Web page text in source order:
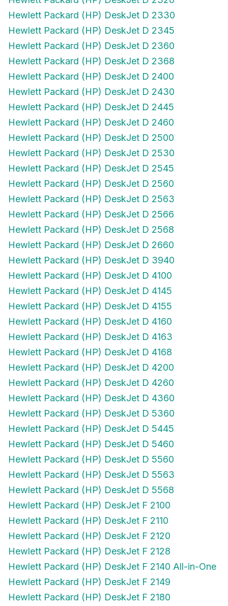
Hewlett Packard (HP) DeskJet D 2330
Hewlett Packard (HP) DeskJet D 2345
Hewlett Packard (HP) DeskJet D 2360
Hewlett Packard (HP) DeskJet D 2368
Hewlett Packard (HP) DeskJet D 2400
Hewlett Packard (HP) DeskJet D 2430
Hewlett Packard (HP) DeskJet D 2445
Hewlett Packard (HP) DeskJet D 2460
Hewlett Packard (HP) DeskJet D 2500
Hewlett Packard (HP) DeskJet D 2530
Hewlett Packard (HP) DeskJet D 2545
Hewlett Packard (HP) DeskJet D 2560
Hewlett Packard (HP) DeskJet D 2563
Hewlett Packard (HP) DeskJet D 2566
Hewlett Packard (HP) DeskJet D 2568
Hewlett Packard (HP) DeskJet D 2660
Hewlett Packard (HP) DeskJet D 3940
Hewlett Packard (HP) DeskJet D 4100
Hewlett Packard (HP) DeskJet D 4145
Hewlett Packard (HP) DeskJet D 4155
Hewlett Packard (HP) DeskJet D 4160
Hewlett Packard (HP) DeskJet D 4163
Hewlett Packard (HP) DeskJet D 4168
Hewlett Packard (HP) DeskJet D 4200
Hewlett Packard (HP) DeskJet D 4260
Hewlett Packard (HP) DeskJet D 4360
Hewlett Packard (HP) DeskJet D 5360
Hewlett Packard (HP) DeskJet D 5445
Hewlett Packard (HP) DeskJet D 5460
Hewlett Packard (HP) DeskJet D 5560
Hewlett Packard (HP) DeskJet D 5563
Hewlett Packard (HP) DeskJet D 5568
Hewlett Packard (HP) DeskJet F 2100
Hewlett Packard (HP) DeskJet F 2110
Hewlett Packard (HP) DeskJet F 2120
Hewlett Packard (HP) DeskJet F 2128
Hewlett Packard (HP) DeskJet F 2140 All-in-One
Hewlett Packard (HP) DeskJet F 2149
Hewlett Packard (HP) DeskJet F 2180